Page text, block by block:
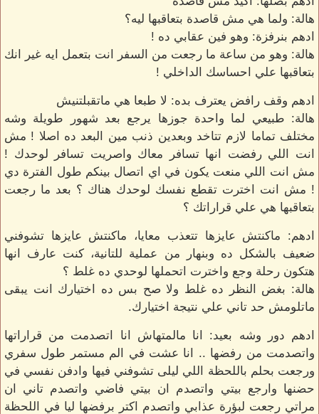
هالة: ولما هي مش قاصدة بتعاقبها ليه؟
ادهم بنرفزة: وهو فين عقابي ده !
هالة: وهو من ساعة ما رجعت من السفر انت بتعمل ايه غير انك
بتعاقبها علي احساسك الداخلي !
ادهم وقف رافض يعترف بده: لا طبعا هي ماتقبلتنيش
هالة: طبيعي لما واحدة جوزها يرجع بعد شهور طويلة وشه
مختلف تماما لازم تتاخد وبعدين ذنب مين البعد ده اصلا ! مش
انت اللي رفضت انها تسافر معاك واصريت تسافر لوحدك !
مش انت اللي منعت يكون في اي اتصال بينكم طول الفترة دي
! مش انت اخترت تقطع نفسك لوحدك هناك ؟ بعد ما رجعت
بتعاقبها هي علي قراراتك ؟
ادهم: ماكنتش عايزها تتعذب معايا، ماكنتش عايزها تشوفني
ضعيف بالشكل ده وبنهار من عملية للتانية، كنت عارف انها
هتكون رحلة وجع واخترت اتحملها لوحدي ده غلط ؟
هالة: بغض النظر ده غلط ولا صح بس ده اختيارك انت يبقى
ماتلومش حد تاني علي نتيجة اختيارك.
ادهم دور وشه بعيد: انا مالمتهاش انا اتصدمت من قراراتها
واتصدمت من رفضها .. انا عشت في الم مستمر طول سفري
ورجعت بحلم باللحظة اللي ليلى تشوفني فيها وادفن نفسي في
حضنها وارجع بيتي واتصدم ان بيتي فاضي واتصدم تاني ان
مراتي رجعت لبؤرة عذابي واتصدم اكتر برفضها ليا في اللحظة